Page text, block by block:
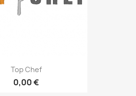
Top Chef
0,00 €